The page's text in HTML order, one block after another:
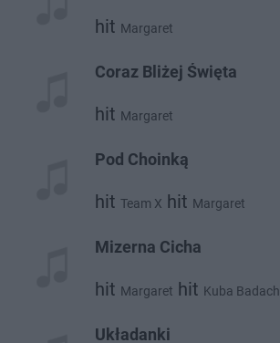
hit Margaret
Coraz Bliżej Święta
hit Margaret
Pod Choinką
hit Team X hit Margaret
Mizerna Cicha
hit Margaret hit Kuba Badach
Układanki